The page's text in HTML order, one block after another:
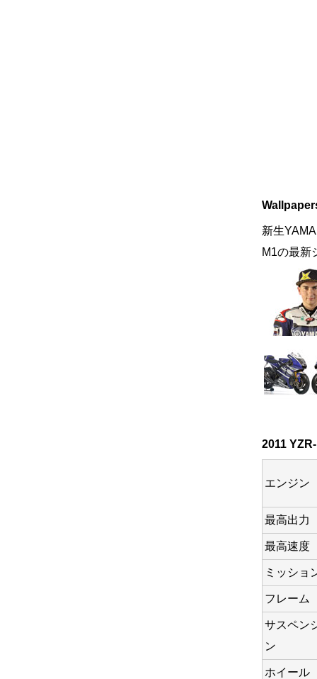
新生
M1の最新
2011
エンジン
最高出力
最高速度
ミッショ
フレーム
サスペン
ン
ホイール